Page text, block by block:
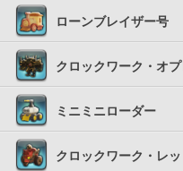
ローンブレイザー号
クロックワーク・オ
ミニミニローダー
クロックワーク・レ